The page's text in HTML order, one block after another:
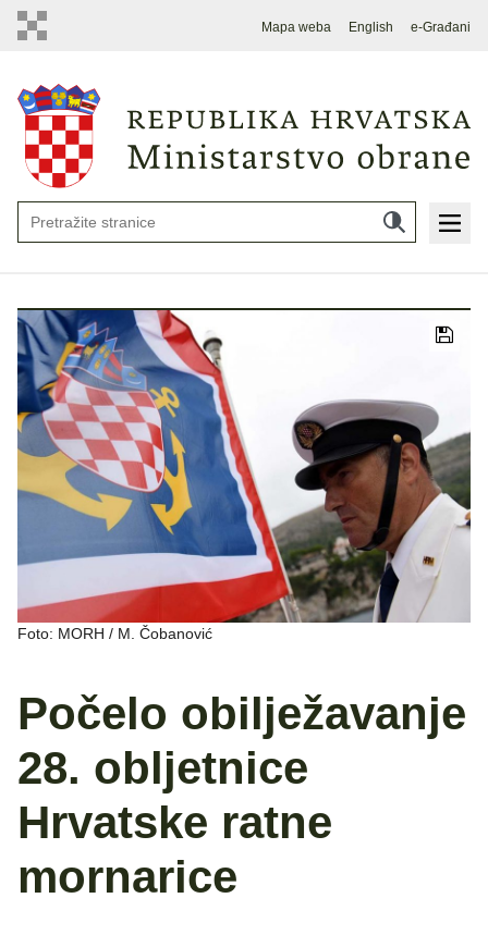
Mapa weba English e-Građani
Foto: MORH / M. Čobanović
Počelo obilježavanje
28. obljetnice
Hrvatske ratne
mornarice